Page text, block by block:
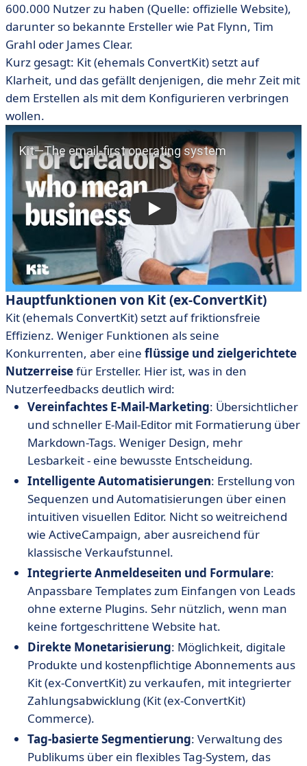
600.000 Nutzer zu haben (Quelle: offizielle Website),
darunter so bekannte Ersteller wie Pat Flynn, Tim
Grahl oder James Clear.
Kurz gesagt: Kit (ehemals ConvertKit) setzt auf
Klarheit, und das gefällt denjenigen, die mehr Zeit mit
dem Erstellen als mit dem Konfigurieren verbringen
wollen.
Hauptfunktionen von Kit (ex-ConvertKit)
Kit (ehemals ConvertKit) setzt auf friktionsfreie
Effizienz. Weniger Funktionen als seine
Konkurrenten, aber eine flüssige und zielgerichtete
Nutzerreisefür Ersteller. Hier ist, was in den
Nutzerfeedbacks deutlich wird:
Vereinfachtes E-Mail-Marketing: Übersichtlicher
und schneller E-Mail-Editor mit Formatierung über
Markdown-Tags. Weniger Design, mehr
Lesbarkeit - eine bewusste Entscheidung.
Intelligente Automatisierungen: Erstellung von
Sequenzen und Automatisierungen über einen
intuitiven visuellen Editor. Nicht so weitreichend
wie ActiveCampaign, aber ausreichend für
klassische Verkaufstunnel.
Integrierte Anmeldeseiten und Formulare:
Anpassbare Templates zum Einfangen von Leads
ohne externe Plugins. Sehr nützlich, wenn man
keine fortgeschrittene Website hat.
Direkte Monetarisierung: Möglichkeit, digitale
Produkte und kostenpflichtige Abonnements aus
Kit (ex-ConvertKit) zu verkaufen, mit integrierter
Zahlungsabwicklung (Kit (ex-ConvertKit)
Commerce).
Tag-basierte Segmentierung: Verwaltung des
Publikums über ein flexibles Tag-System, das